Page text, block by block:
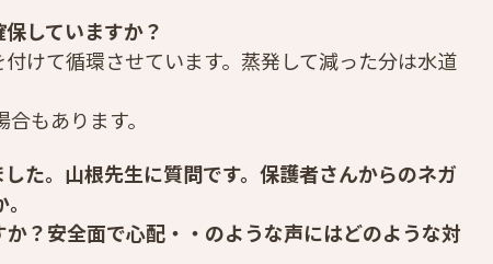
していますか？
けて循環させています。蒸発して減った分は水道
もあります。
た。山根先生に質問です。保護者さんからのネガ
？安全面で心配・・のような声にはどのような対